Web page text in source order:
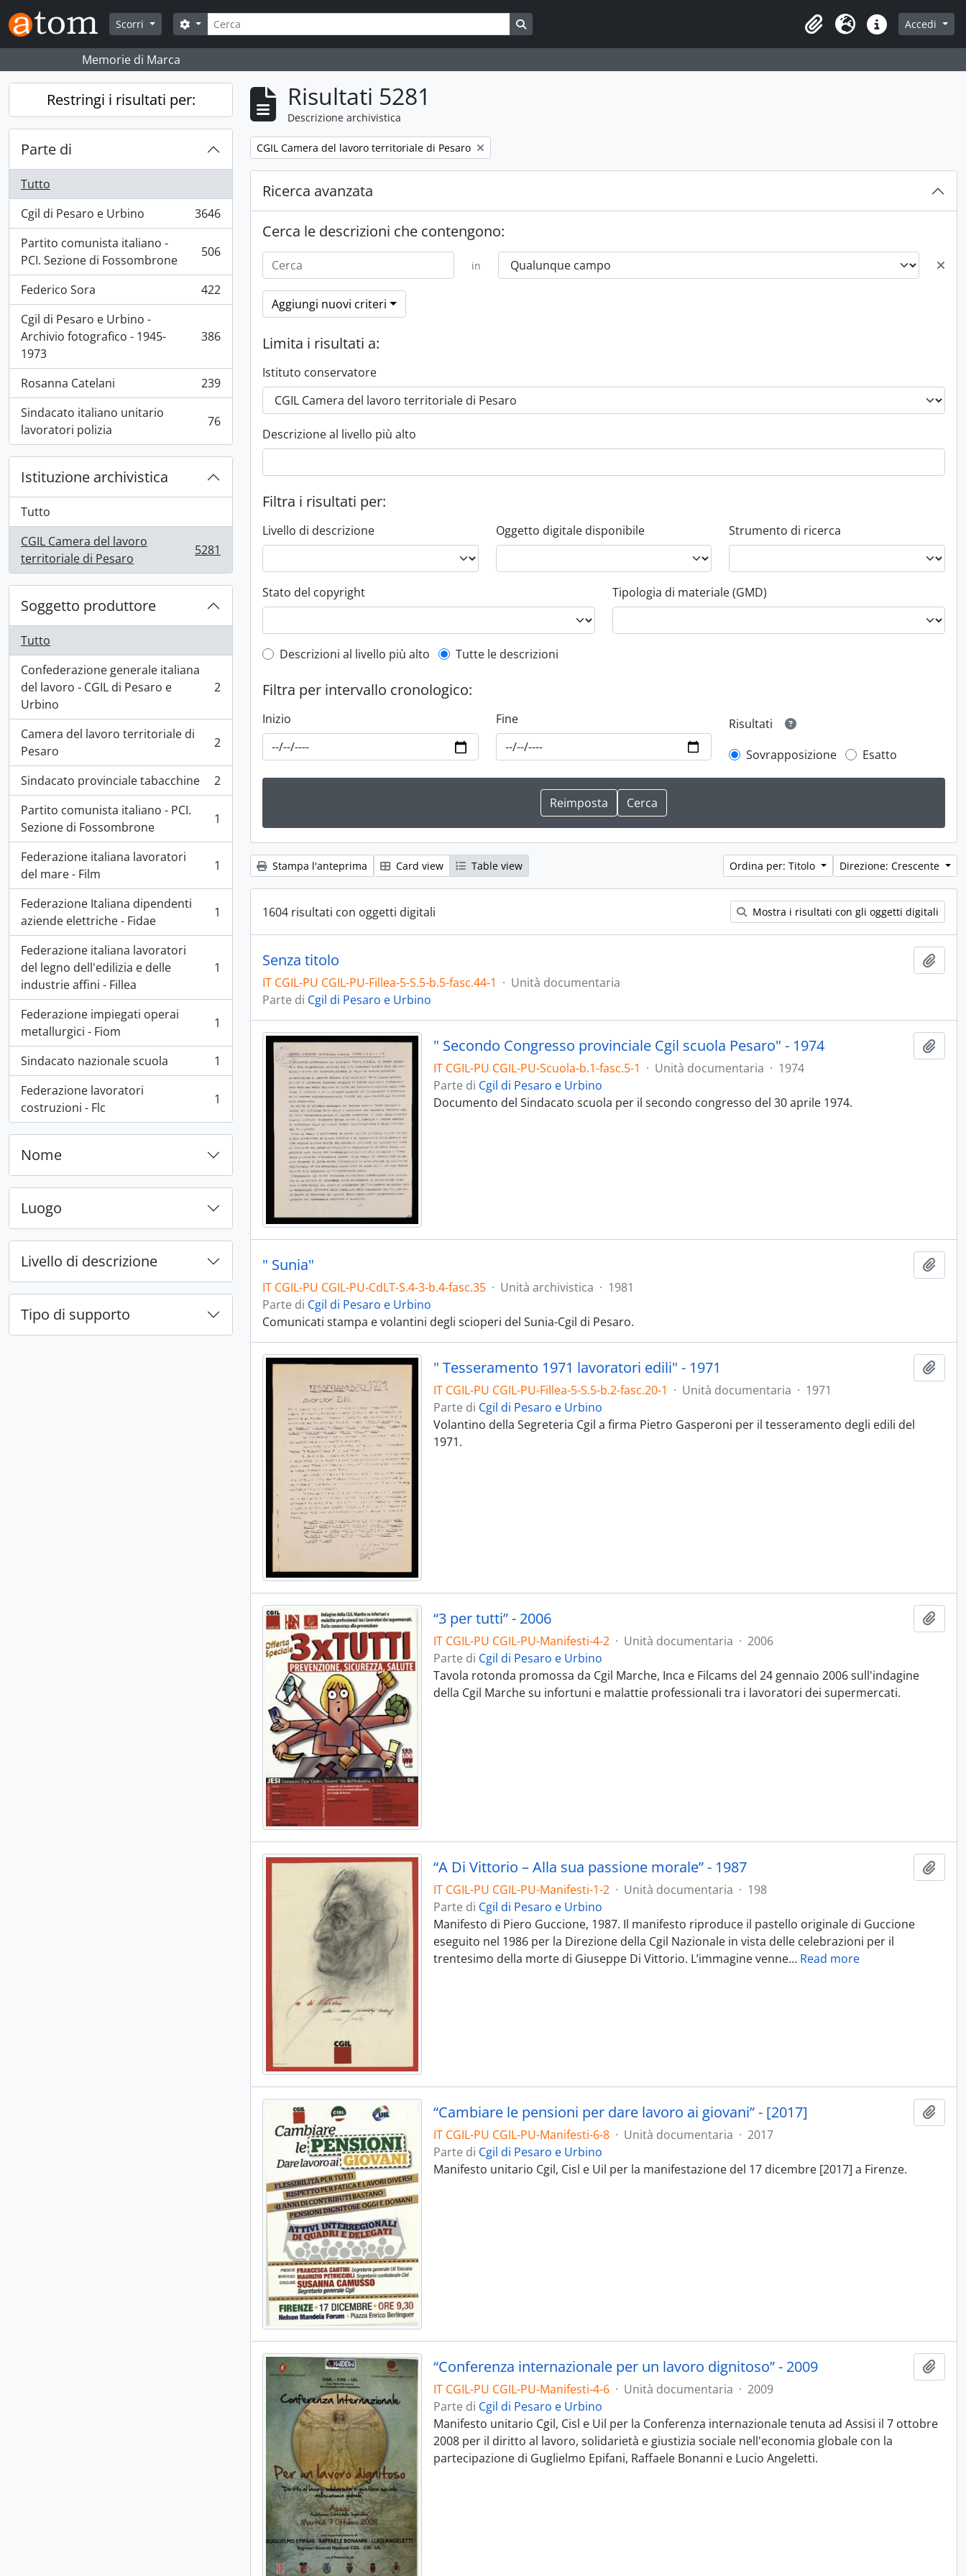
Skip to main content
Scorri
Cerca
Search options
Area di lavoro
Lingua Collegamenti veloci
Accedi
Memorie di Marca
Restringi i risultati per:
Parte di
Tutto
Cgil di Pesaro e Urbino
, 3646 risultati
3646
Partito comunista italiano -
PCI. Sezione di Fossombrone
, 506 risultati 506
Federico Sora
, 422 risultati
422
Cgil di Pesaro e Urbino -
Archivio fotografico - 1945-
1973
, 386 risultati 386
Rosanna Catelani
, 239 risultati
239
Sindacato italiano unitario
lavoratori polizia
, 76 risultati 76
Istituzione archivistica
Tutto
CGIL Camera del lavoro
territoriale di Pesaro
, 5281 risultati 5281
Soggetto produttore
Tutto
Confederazione generale italiana
del lavoro - CGIL di Pesaro e
Urbino
, 2 risultati 2
Camera del lavoro territoriale di
Pesaro
, 2 risultati 2
Sindacato provinciale tabacchine
, 2 risultati
2
Partito comunista italiano - PCI.
Sezione di Fossombrone
, 1 risultati 1
Federazione italiana lavoratori
del mare - Film
, 1 risultati 1
Federazione Italiana dipendenti
aziende elettriche - Fidae
, 1 risultati 1
Federazione italiana lavoratori
del legno dell'edilizia e delle
industrie affini - Fillea
, 1 risultati 1
Federazione impiegati operai
metallurgici - Fiom
, 1 risultati 1
Sindacato nazionale scuola
, 1 risultati
1
Federazione lavoratori
costruzioni - Flc
, 1 risultati 1
Nome
Luogo
Livello di descrizione
Tipo di supporto
Risultati 5281
Descrizione archivistica
Remove filter:
CGIL Camera del lavoro territoriale di Pesaro
Ricerca avanzata
Cerca le descrizioni che contengono:
in
Aggiungi nuovi criteri
Limita i risultati a:
Istituto conservatore
Descrizione al livello più alto
Filtra i risultati per:
Livello di descrizione Oggetto digitale disponibile Strumento di ricerca
Stato del copyright Tipologia di materiale (GMD)
Top-level description filter
Descrizioni al livello più alto Tutte le descrizioni
Filtra per intervallo cronologico:
Inizio Fine
Risultati
Sovrapposizione
Esatto
Stampa l'anteprima Card view Table view Ordina per: Titolo Direzione: Crescente
1604 risultati con oggetti digitali Mostra i risultati con gli oggetti digitali
Senza titolo
IT CGIL-PU CGIL-PU-Fillea-5-S.5-b.5-fasc.44-1 · Unità documentaria
Parte di Cgil di Pesaro e Urbino
" Secondo Congresso provinciale Cgil scuola Pesaro" - 1974
IT CGIL-PU CGIL-PU-Scuola-b.1-fasc.5-1 · Unità documentaria · 1974
Parte di Cgil di Pesaro e Urbino
Documento del Sindacato scuola per il secondo congresso del 30 aprile 1974.
" Sunia"
IT CGIL-PU CGIL-PU-CdLT-S.4-3-b.4-fasc.35 · Unità archivistica · 1981
Parte di Cgil di Pesaro e Urbino
Comunicati stampa e volantini degli scioperi del Sunia-Cgil di Pesaro.
" Tesseramento 1971 lavoratori edili" - 1971
IT CGIL-PU CGIL-PU-Fillea-5-S.5-b.2-fasc.20-1 · Unità documentaria · 1971
Parte di Cgil di Pesaro e Urbino
Volantino della Segreteria Cgil a firma Pietro Gasperoni per il tesseramento degli edili del
1971.
“3 per tutti” - 2006
IT CGIL-PU CGIL-PU-Manifesti-4-2 · Unità documentaria · 2006
Parte di Cgil di Pesaro e Urbino
Tavola rotonda promossa da Cgil Marche, Inca e Filcams del 24 gennaio 2006 sull'indagine
della Cgil Marche su infortuni e malattie professionali tra i lavoratori dei supermercati.
“A Di Vittorio – Alla sua passione morale” - 1987
IT CGIL-PU CGIL-PU-Manifesti-1-2 · Unità documentaria · 198
Parte di Cgil di Pesaro e Urbino
Manifesto di Piero Guccione, 1987. Il manifesto riproduce il pastello originale di Guccione
eseguito nel 1986 per la Direzione della Cgil Nazionale in vista delle celebrazioni per il
trentesimo della morte di Giuseppe Di Vittorio. L’immagine venne… Read more
“Cambiare le pensioni per dare lavoro ai giovani” - [2017]
IT CGIL-PU CGIL-PU-Manifesti-6-8 · Unità documentaria · 2017
Parte di Cgil di Pesaro e Urbino
Manifesto unitario Cgil, Cisl e Uil per la manifestazione del 17 dicembre [2017] a Firenze.
“Conferenza internazionale per un lavoro dignitoso” - 2009
IT CGIL-PU CGIL-PU-Manifesti-4-6 · Unità documentaria · 2009
Parte di Cgil di Pesaro e Urbino
Manifesto unitario Cgil, Cisl e Uil per la Conferenza internazionale tenuta ad Assisi il 7 ottobre
2008 per il diritto al lavoro, solidarietà e giustizia sociale nell'economia globale con la
partecipazione di Guglielmo Epifani, Raffaele Bonanni e Lucio Angeletti.